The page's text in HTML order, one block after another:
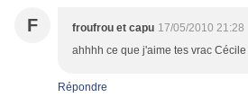
F froufrou et capu 17/05/2010 21:28
ahhhh ce que j'aime tes vrac Cécile
Répondre